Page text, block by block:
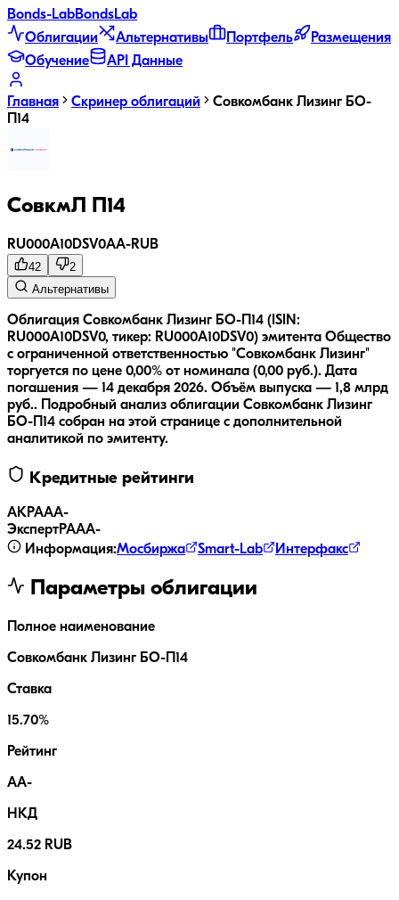
Bonds-LabBondsLab
Облигации
Альтернативы Портфель
Размещения
Обучение
API Данные
Главная Скринер облигаций
Совкомбанк Лизинг БО-
П14
СовкмЛ П14
RU000A10DSV0AA-RUB
42
2
Альтернативы
Облигация Совкомбанк Лизинг БО-П14 (ISIN:
RU000A10DSV0, тикер: RU000A10DSV0) эмитента Общество
с ограниченной ответственностью "Совкомбанк Лизинг"
торгуется по цене 0,00% от номинала (0,00 руб.). Дата
погашения — 14 декабря 2026. Объём выпуска — 1,8 млрд
руб..
Подробный анализ облигации Совкомбанк Лизинг
БО-П14 собран на этой странице с дополнительной
аналитикой по эмитенту.
Кредитные рейтинги
АКРАAA-
ЭкспертРАAA-
Информация:Мосбиржа Smart-Lab Интерфакс
Параметры облигации
Полное наименование
Совкомбанк Лизинг БО-П14
Ставка
15.70%
Рейтинг
AA-
НКД
24.52 RUB
Купон